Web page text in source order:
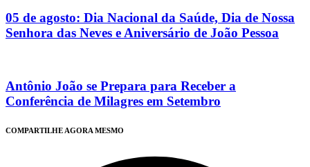
05 de agosto: Dia Nacional da Saúde, Dia de Nossa
Senhora das Neves e Aniversário de João Pessoa
Antônio João se Prepara para Receber a
Conferência de Milagres em Setembro
COMPARTILHE AGORA MESMO